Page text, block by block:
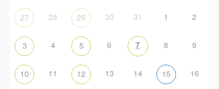
27 28 29 30 31 1 2
3 4 5 6 7 8 9
10 11 12 13 14 15 16